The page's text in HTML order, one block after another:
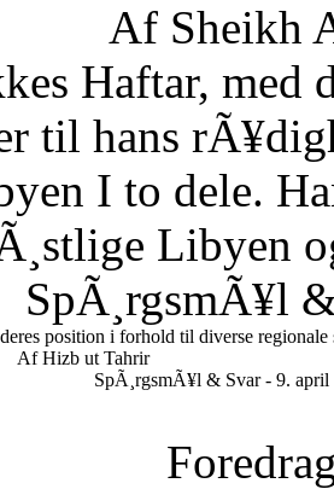
Af Sheikh
Haftar, med
til hans
I to dele.
Libyen
SpÃ¸rgsmÃ¥l
position i forhold til diverse regionale
Af Hizb ut Tahrir
SpÃ¸rgsmÃ¥l & Svar - 9. april